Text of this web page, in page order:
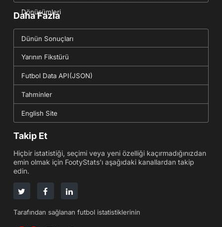
Dönüşümleri
Daha Fazla
Dünün Sonuçları
Yarının Fikstürü
Futbol Data API(JSON)
Tahminler
English Site
Takip Et
Hiçbir istatistiği, seçimi veya yeni özelliği kaçırmadığınızdan
emin olmak için FootyStats'ı aşağıdaki kanallardan takip
edin.
Tarafından sağlanan futbol istatistiklerinin